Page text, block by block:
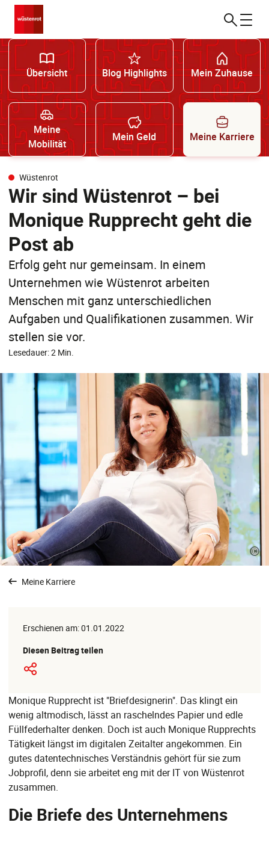
Übersicht Blog Highlights Mein Zuhause
Meine
Mobilität
Mein Geld Meine Karriere
©
Wüstenrot
Wir sind Wüstenrot – bei
Monique Rupprecht geht die
Post ab
Erfolg geht nur gemeinsam. In einem
Unternehmen wie Wüstenrot arbeiten
Menschen mit ganz unterschiedlichen
Aufgaben und Qualifikationen zusammen. Wir
stellen sie vor.
Lesedauer: 2 Min.
Meine Karriere
Erschienen am: 01.01.2022
Diesen Beitrag teilen
Monique Rupprecht ist "Briefdesignerin". Das klingt ein
wenig altmodisch, lässt an raschelndes Papier und edle
Füllfederhalter denken. Doch ist auch Monique Rupprechts
Tätigkeit längst im digitalen Zeitalter angekommen. Ein
gutes datentechnisches Verständnis gehört für sie zum
Jobprofil, denn sie arbeitet eng mit der IT von Wüstenrot
zusammen.
Die Briefe des Unternehmens